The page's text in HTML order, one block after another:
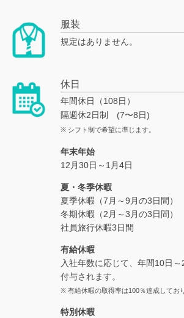
服装
規定はありません。
休日
年間休日（108日）
隔週休2日制 (7〜8日)
※ シフト制で希望に準じます。
年末年始
12月30日～1月4日
夏・冬季休暇
夏季休暇（7月～9月の3日間）
冬期休暇（2月～3月の3日間）
社員旅行休暇3日間
有給休暇
入社年数に応じて、年間10日
付与されます。
※ 有給休暇の取得率は100％達成してお
特別休暇